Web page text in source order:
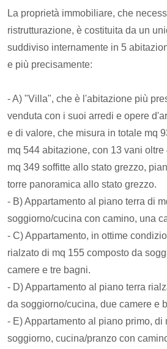
La proprietà immobiliare, che
ristrutturazione, è costituita da un
suddiviso internamente in 5
e più precisamente:
- A) "Villa", che è l'abitazione più
venduta con i suoi arredi e opere
e di valore, che misura in totale mq
mq 544 abitazione, con 13 vani
mq 349 soffitte allo stato grezzo,
torre panoramica allo stato grezzo.
- B) Appartamento al piano terra di
soggiorno/cucina con camino, una
- C) Appartamento, in ottime
rialzato di mq 155 composto da
camere e tre bagni.
- D) Appartamento al piano terra
da soggiorno/cucina, due camere e
- E) Appartamento al piano primo, di
soggiorno, cucina/pranzo con